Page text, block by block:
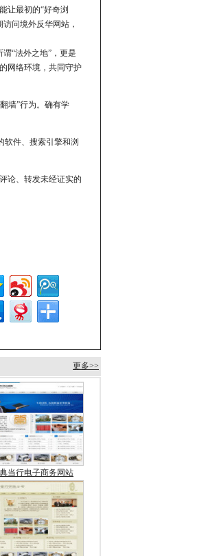
让最初的“好奇浏
问境外反华网站，
“法外之地”，更是
网络环境，共同守护
墙”行为。确有学
件、搜索引擎和浏
论、转发未经证实的
更多>>
当行电子商务网站